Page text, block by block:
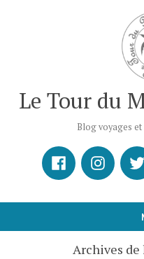
Le Tour du
Blog voyages
FacebookInstagram
X
Archives de